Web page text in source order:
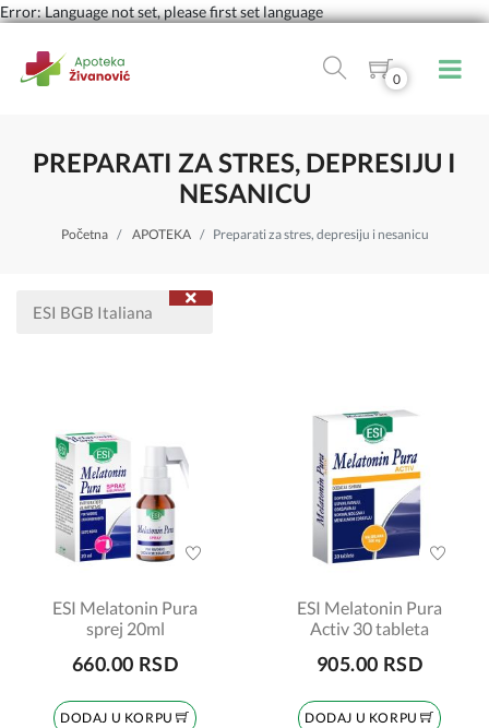
Error: Language not set, please first set language
0
PREPARATI ZA STRES, DEPRESIJU I
NESANICU
Početna APOTEKA Preparati za stres, depresiju i nesanicu
ESI BGB Italiana
ESI Melatonin Pura
sprej 20ml
660.00 RSD
DODAJ U KORPU
ESI Melatonin Pura
Activ 30 tableta
905.00 RSD
DODAJ U KORPU